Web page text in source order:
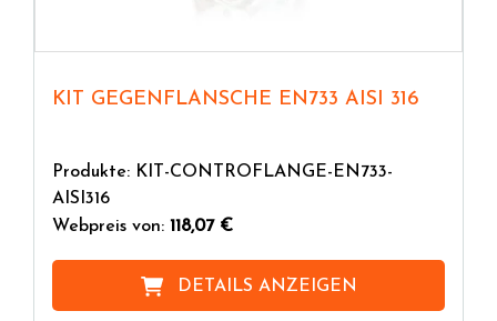
KIT GEGENFLANSCHE EN733 AISI 316
Produkte: KIT-CONTROFLANGE-EN733-
AISI316
Webpreis von: 118,07 €
DETAILS ANZEIGEN